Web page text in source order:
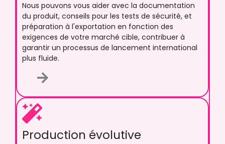
Nous pouvons vous aider avec la documentation
du produit, conseils pour les tests de sécurité, et
préparation à l'exportation en fonction des
exigences de votre marché cible, contribuer à
garantir un processus de lancement international
plus fluide.
Production évolutive